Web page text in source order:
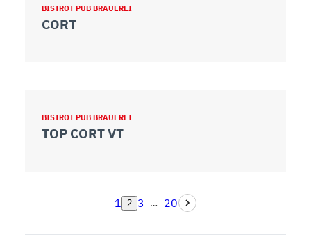
BISTROT PUB BRAUEREI
CORT
BISTROT PUB BRAUEREI
TOP CORT VT
1 2 3 … 20